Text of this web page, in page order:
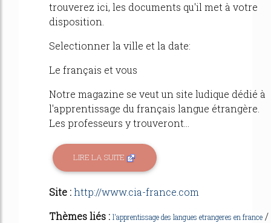
trouverez ici, les documents qu'il met à votre
disposition.
Selectionner la ville et la date:
Le français et vous
Notre magazine se veut un site ludique dédié à
l'apprentissage du français langue étrangère.
Les professeurs y trouveront...
LIRE LA SUITE
Site :http://www.cia-france.com
Thèmes liés : l'apprentissage des langues etrangeres en france /